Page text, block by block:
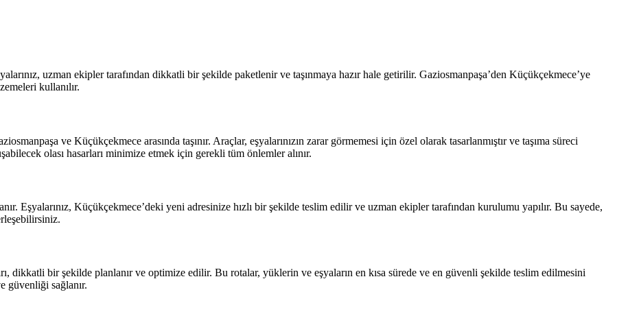
uzman ekipler tarafından dikkatli bir şekilde paketlenir ve taşınmaya hazır hale getirilir. Gaziosmanpaşa’den Küçükçekmece’ye
kullanılır.
ve Küçükçekmece arasında taşınır. Araçlar, eşyalarınızın zarar görmemesi için özel olarak tasarlanmıştır ve taşıma süreci
olası hasarları minimize etmek için gerekli tüm önlemler alınır.
Eşyalarınız, Küçükçekmece’deki yeni adresinize hızlı bir şekilde teslim edilir ve uzman ekipler tarafından kurulumu yapılır. Bu sayede,
dikkatli bir şekilde planlanır ve optimize edilir. Bu rotalar, yüklerin ve eşyaların en kısa sürede ve en güvenli şekilde teslim edilmesini
güvenliği sağlanır.